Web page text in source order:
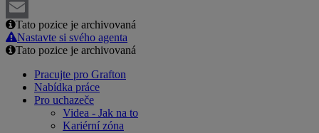
LinkedIn
Email
Tato pozice je archivovaná
Nastavte si svého agenta
Tato pozice je archivovaná
Pracujte pro Grafton
Nabídka práce
Pro uchazeče
Videa - Jak na to
Kariérní zóna